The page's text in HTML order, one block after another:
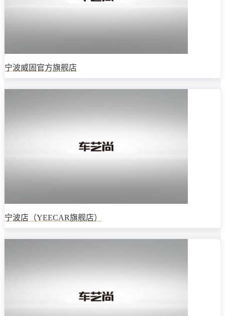
宁波威固官方旗舰店
宁波店（YEECAR旗舰店）